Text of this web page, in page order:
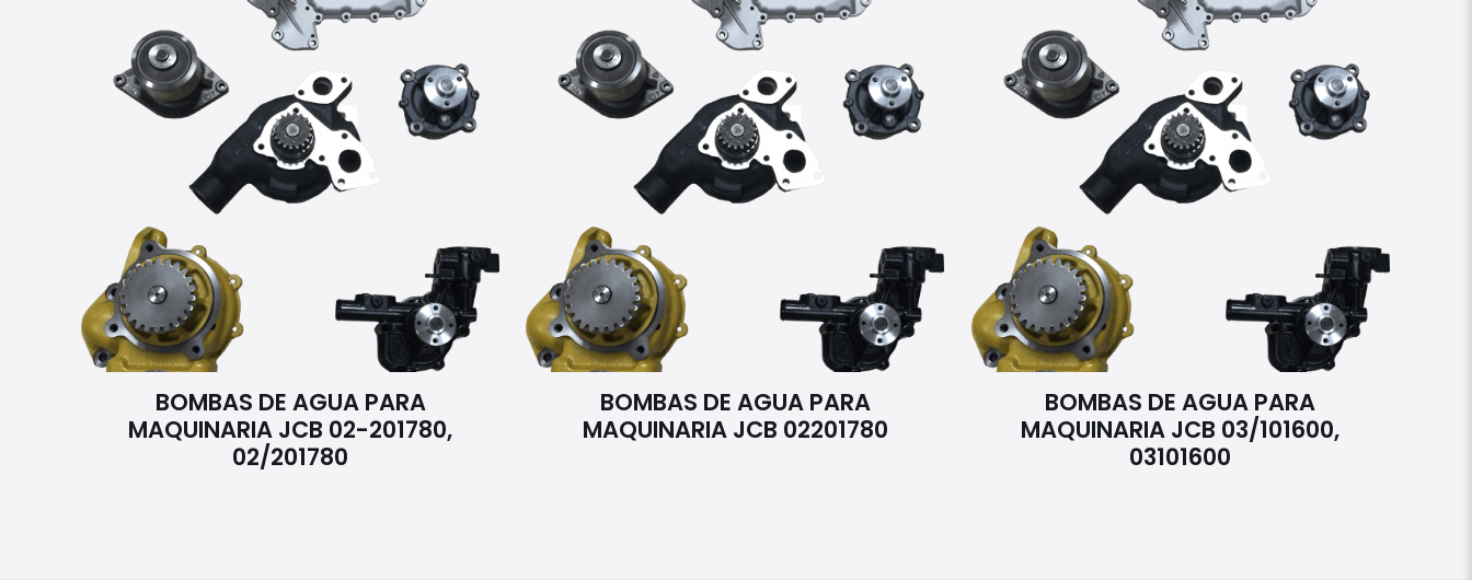
BOMBAS DE AGUA PARA
MAQUINARIA JCB 02-201780,
02/201780
BOMBAS DE AGUA PARA
MAQUINARIA JCB 02201780
BOMBAS DE AGUA PARA
MAQUINARIA JCB 03/101600,
03101600